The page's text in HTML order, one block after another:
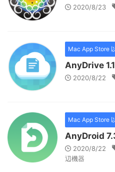
2020/8/23
Mac App Store
AnyDrive 1.1
2020/8/22
Mac App Store
AnyDroid
2020/8/22
辺機器